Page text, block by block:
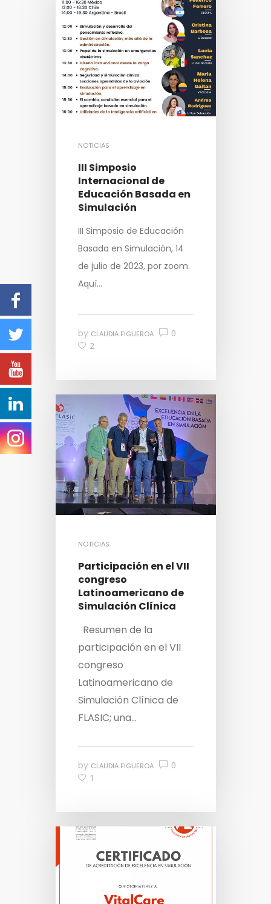
NOTICIAS
III Simposio
Internacional de
Educación Basada en
Simulación
III Simposio de Educación
Basada en Simulación, 14
de julio de 2023, por zoom.
Aquí…
by CLAUDIA FIGUEROA
0
2
NOTICIAS
Participación en el VII
congreso
Latinoamericano de
Simulación Clínica
Resumen de la
participación en el VII
congreso
Latinoamericano de
Simulación Clínica de
FLASIC; una...
by CLAUDIA FIGUEROA
0
1